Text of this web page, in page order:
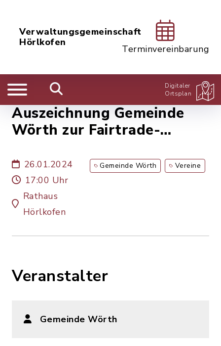
Verwaltungsgemeinschaft
Hörlkofen
Terminvereinbarung
Digitaler
Ortsplan
Auszeichnung Gemeinde
Wörth zur Fairtrade-
26.01.2024
17:00 Uhr
Rathaus
Hörlkofen
Gemeinde Wörth Vereine
Veranstalter
Gemeinde Wörth